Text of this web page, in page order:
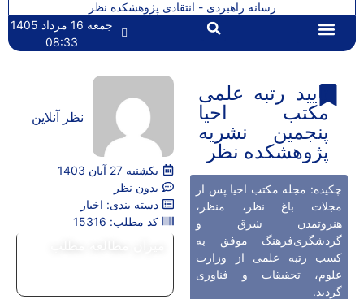
رسانه راهبردی - انتقادی پژوهشکده نظر
جمعه 16 مرداد 1405
08:33
تایید رتبه علمی
مکتب احیا
پنجمین نشریه
پژوهشکده نظر
چکیده: مجله مکتب احیا پس از
مجلات باغ نظر، منظر،
هنروتمدن شرق و
گردشگری‌فرهنگ موفق به
کسب رتبه علمی از وزارت
علوم، تحقیقات و فناوری
گردید.
نظر آنلاین
یکشنبه 27 آبان 1403
بدون نظر
دسته بندی: اخبار
کد مطلب: 15316